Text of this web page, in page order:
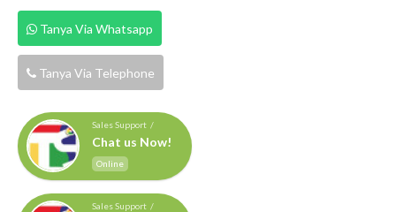
Tanya Via Whatsapp
Tanya Via Telephone
Sales Support /
Chat us Now!
Online
Sales Support /